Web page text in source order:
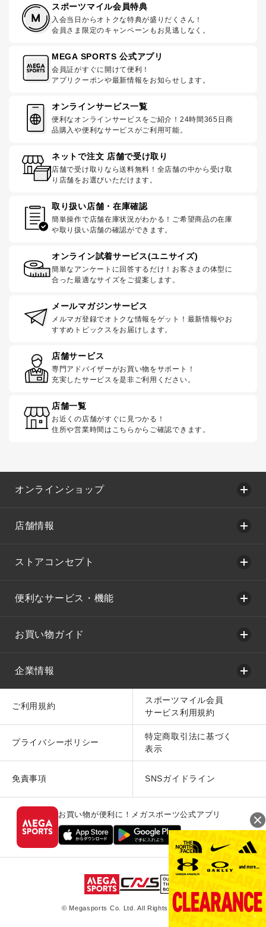
スポーツマイル会員特典
入会当日からオトクな特典が盛りだくさん！
会員さま限定のキャンペーンもお見逃しなく。
MEGA SPORTS 公式アプリ
会員証がすぐに開けて便利！
アプリクーポンや最新情報をお知らせします。
オンラインサービス一覧
便利なオンラインサービスをご紹介！24時間365日商
品購入や便利なサービスがご利用可能。
ネットで注文 店舗で受け取り
店舗で受け取りなら送料無料！全店舗の中から受け取
り店舗をお選びいただけます。
取り扱い店舗・在庫確認
簡単操作で店舗在庫状況がわかる！ご希望商品の在庫
や取り扱い店舗の確認ができます。
オンライン試着サービス(ユニサイズ)
簡単なアンケートに回答するだけ！お客さまの体型に
合った最適なサイズをご提案します。
メールマガジンサービス
メルマガ登録でオトクな情報をゲット！最新情報やお
すすめトピックスをお届けします。
店舗サービス
専門アドバイザーがお買い物をサポート！
充実したサービスを是非ご利用ください。
店舗一覧
お近くの店舗がすぐに見つかる！
住所や営業時間はこちらからご確認できます。
オンラインショップ
店舗情報
ストアコンセプト
便利なサービス・機能
お買い物ガイド
企業情報
ご利用規約
スポーツマイル会員
サービス利用規約
プライバシーポリシー
特定商取引法に基づく
表示
免責事項 SNSガイドライン
お買い物が便利に！メガスポーツ公式アプリ
© Megasports Co. Ltd. All Rights Reserved.